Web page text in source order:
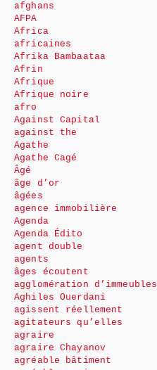
afghans
AFPA
Africa
africaines
Afrika Bambaataa
Afrin
Afrique
Afrique noire
afro
Against Capital
against the
Agathe
Agathe Cagé
Âgé
âge d’or
âgées
agence immobilière
Agenda
Agenda Édito
agent double
agents
âges écoutent
agglomération d’immeubles
Aghiles Ouerdani
agissent réellement
agitateurs qu’elles
agraire
agraire Chayanov
agréable bâtiment